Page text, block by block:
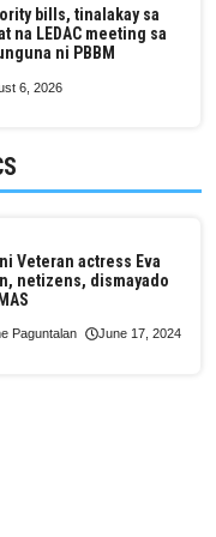
bills, tinalakay sa
na LEDAC meeting sa
ni PBBM
6, 2026
Veteran actress Eva
netizens, dismayado
Paguntalan June 17, 2024